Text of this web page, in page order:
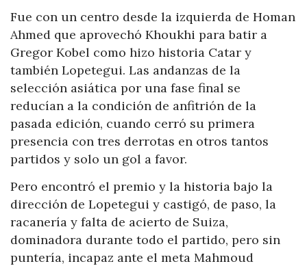
Fue con un centro desde la izquierda de Homan
Ahmed que aprovechó Khoukhi para batir a
Gregor Kobel como hizo historia Catar y
también Lopetegui. Las andanzas de la
selección asiática por una fase final se
reducían a la condición de anfitrión de la
pasada edición, cuando cerró su primera
presencia con tres derrotas en otros tantos
partidos y solo un gol a favor.
Pero encontró el premio y la historia bajo la
dirección de Lopetegui y castigó, de paso, la
racanería y falta de acierto de Suiza,
dominadora durante todo el partido, pero sin
puntería, incapaz ante el meta Mahmoud